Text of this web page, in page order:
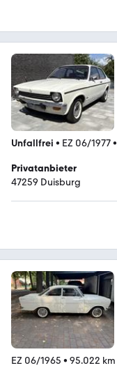
Unfallfrei • EZ 06/1977•
Privatanbieter
47259 Duisburg
EZ 06/1965 • 95.022 km